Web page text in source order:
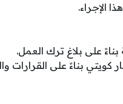
الإجراء.
بناءً على بلاغ ترك العمل.
صاحب العمل بإيداع خطاب ضمان قيمته 250 دينار